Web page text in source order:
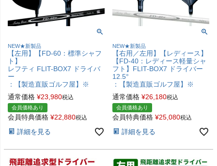
NEW★新製品
【左用】【FD-60：標準シャフ
ト】
レフティ FLIT-BOX7 ドライバ
ー
：【製造直販ゴルフ屋】※
通常価格 ¥23,980税込
会員価格あり
会員特典価格 ¥22,880税込
詳細を見る
NEW★新製品
【右用／左用】【レディース】
【FD-40：レディース軽量シャ
フト】FLIT-BOX7 ドライバー
12.5°
：【製造直販ゴルフ屋】※
通常価格 ¥26,180税込
会員価格あり
会員特典価格 ¥25,080税込
詳細を見る